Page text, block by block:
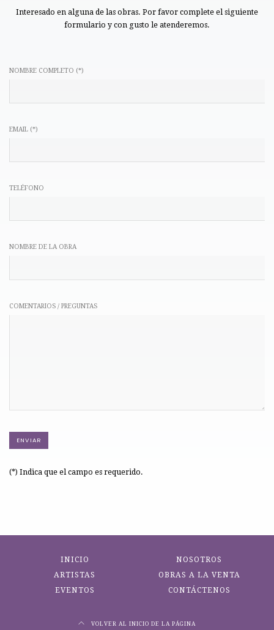
Interesado en alguna de las obras. Por favor complete el siguiente
formulario y con gusto le atenderemos.
NOMBRE COMPLETO (*)
EMAIL (*)
TELÉFONO
NOMBRE DE LA OBRA
COMENTARIOS / PREGUNTAS
(*) Indica que el campo es requerido.
INICIO
NOSOTROS
ARTISTAS
OBRAS A LA VENTA
EVENTOS
CONTÁCTENOS
VOLVER AL INICIO DE LA PÁGINA